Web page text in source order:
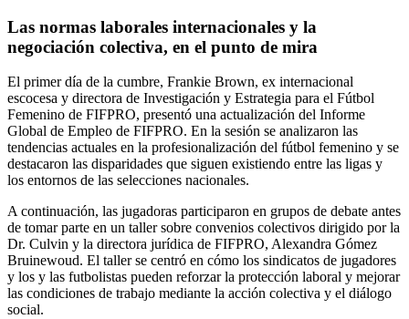
Las normas laborales internacionales y la
negociación colectiva, en el punto de mira
El primer día de la cumbre, Frankie Brown, ex internacional
escocesa y directora de Investigación y Estrategia para el Fútbol
Femenino de FIFPRO, presentó una actualización del Informe
Global de Empleo de FIFPRO. En la sesión se analizaron las
tendencias actuales en la profesionalización del fútbol femenino y se
destacaron las disparidades que siguen existiendo entre las ligas y
los entornos de las selecciones nacionales.
A continuación, las jugadoras participaron en grupos de debate antes
de tomar parte en un taller sobre convenios colectivos dirigido por la
Dr. Culvin y la directora jurídica de FIFPRO, Alexandra Gómez
Bruinewoud. El taller se centró en cómo los sindicatos de jugadores
y los y las futbolistas pueden reforzar la protección laboral y mejorar
las condiciones de trabajo mediante la acción colectiva y el diálogo
social.